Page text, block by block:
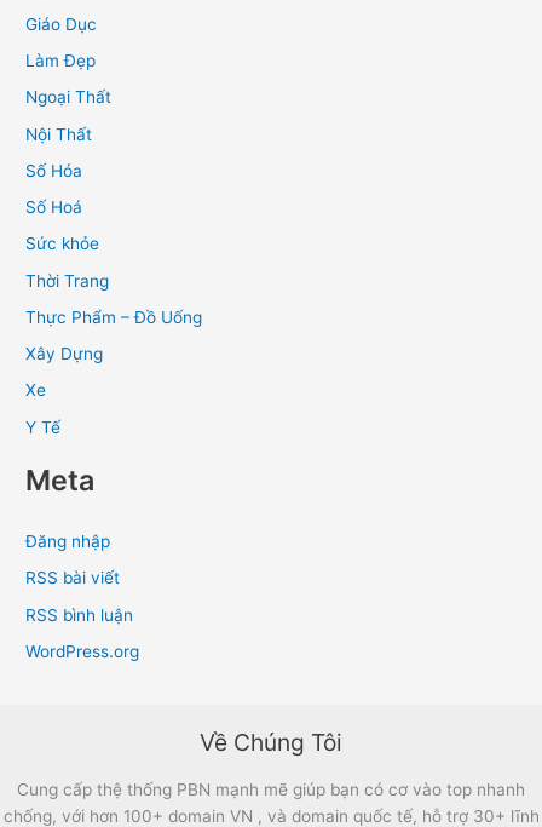
Giáo Dục
Làm Đẹp
Ngoại Thất
Nội Thất
Số Hóa
Số Hoá
Sức khỏe
Thời Trang
Thực Phẩm – Đồ Uống
Xây Dựng
Xe
Y Tế
Meta
Đăng nhập
RSS bài viết
RSS bình luận
WordPress.org
Về Chúng Tôi
Cung cấp thệ thống PBN mạnh mẽ giúp bạn có cơ vào top nhanh
chống, với hơn 100+ domain VN , và domain quốc tế, hỗ trợ 30+ lĩnh